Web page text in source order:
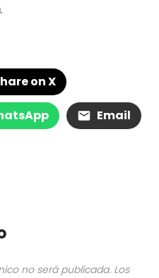
.
on X
Email
no será publicada. Los